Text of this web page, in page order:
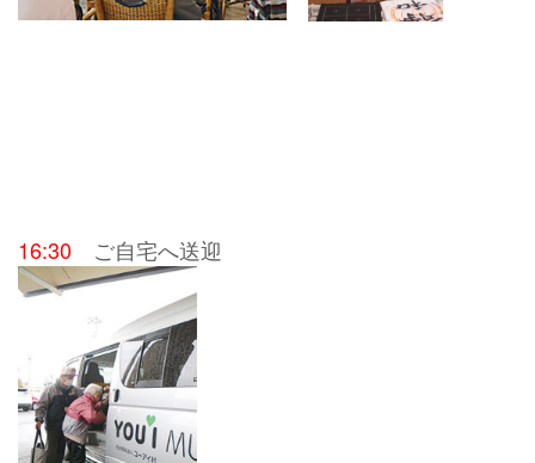
16:30 ご自宅へ送迎